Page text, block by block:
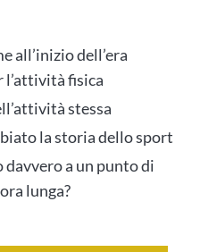
all’inizio dell’era
l’attività fisica
stessa
la storia dello sport
davvero a un punto di
lunga?